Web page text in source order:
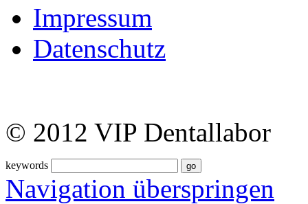
Impressum
Datenschutz
© 2012 VIP Dentallabor
keywords
Navigation überspringen